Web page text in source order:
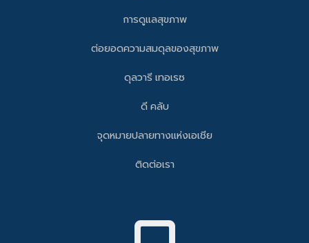
การดูแลสุขภาพ
ต่อยอดความสมดุลของสุขภาพ
ดุลวารี เทอเรซ
ดี คลับ
จุดหมายปลายทางแห่งเอเชีย
ติดต่อเรา